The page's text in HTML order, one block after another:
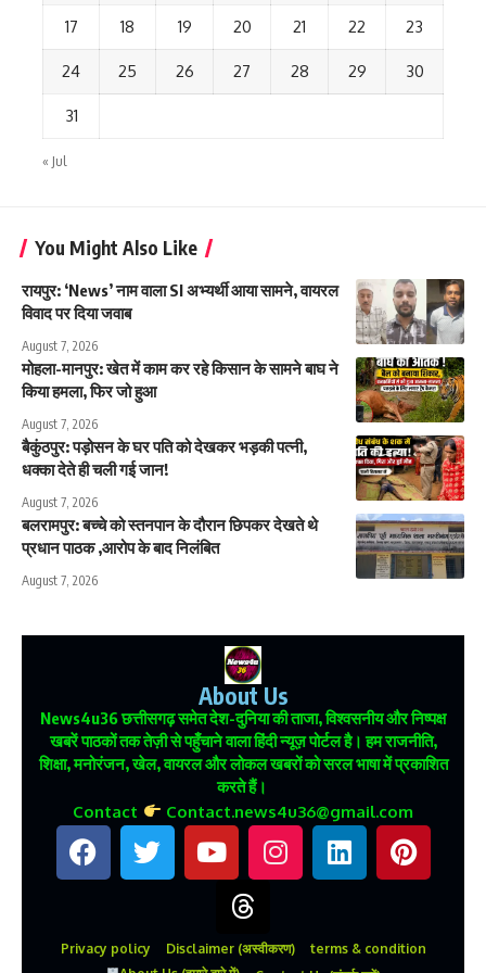
17 18 19 20 21 22 23
24 25 26 27 28 29 30
31
« Jul
You Might Also Like
रायपुर: ‘News’ नाम वाला SI अभ्यर्थी आया सामने, वायरल
विवाद पर दिया जवाब
August 7, 2026
मोहला-मानपुर: खेत में काम कर रहे किसान के सामने बाघ ने
किया हमला, फिर जो हुआ
August 7, 2026
बैकुंठपुर: पड़ोसन के घर पति को देखकर भड़की पत्नी,
धक्का देते ही चली गई जान!
August 7, 2026
बलरामपुर: बच्चे को स्तनपान के दौरान छिपकर देखते थे
प्रधान पाठक ,आरोप के बाद निलंबित
August 7, 2026
About Us
News4u36छत्तीसगढ़ समेत देश-दुनिया की ताजा, विश्वसनीय और निष्पक्ष
खबरें पाठकों तक तेज़ी से पहुँचाने वाला हिंदी न्यूज़ पोर्टल है। हम राजनीति,
शिक्षा, मनोरंजन, खेल, वायरल और लोकल खबरों को सरल भाषा में प्रकाशित
करते हैं।
Contact Contact.news4u36@gmail.com
Privacy policy Disclaimer (अस्वीकरण)
terms & condition